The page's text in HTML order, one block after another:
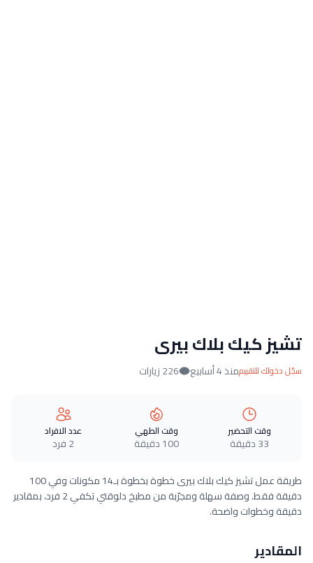
تشيز كيك بلاك بيرى
سجّل دخولك للتقييممنذ 4 أسابيع 226 زيارات
وقت التحضير
33 دقيقة
وقت الطهي
100 دقيقة
عدد الافراد
2 فرد
طريقة عمل تشيز كيك بلاك بيرى خطوة بخطوة بـ14 مكونات وفي 100
دقيقة فقط. وصفة سهلة ومجرّبة من مطبخ دلوقتي تكفي 2 فرد، بمقادير
دقيقة وخطوات واضحة.
المقادير